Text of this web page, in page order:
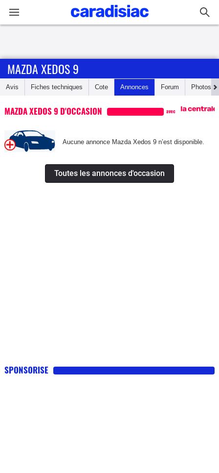
Accueil
Guide
d'achat
MAZDA XEDOS 9
Avis Fiches techniques Cote Annonces Forum Photos
MAZDA XEDOS 9 D'OCCASION avec
Aucune annonce Mazda Xedos 9 n’est disponible.
Toutes les annonces d'occasion
SPONSORISE